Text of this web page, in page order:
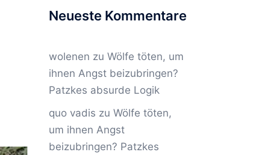
Neueste Kommentare
wolenen zu Wölfe töten, um
ihnen Angst beizubringen?
Patzkes absurde Logik
quo vadis zu Wölfe töten,
um ihnen Angst
beizubringen? Patzkes